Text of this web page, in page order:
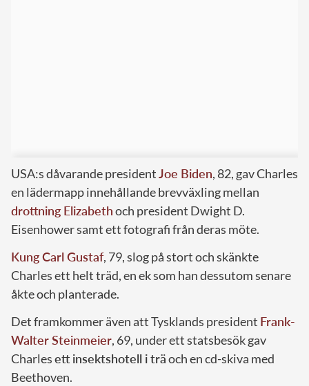
USA:s dåvarande presidentJoe Biden, 82, gav Charles
en lädermapp innehållande brevväxling mellan
drottning Elizabethoch president Dwight D.
Eisenhower samt ett fotografi från deras möte.
Kung Carl Gustaf, 79, slog på stort och skänkte
Charles ett helt träd, en ek som han dessutom senare
åkte och planterade.
Det framkommer även att Tysklands president Frank-
Walter Steinmeier, 69, under ett statsbesök gav
Charlesett insektshotell i träoch en cd-skiva med
Beethoven.